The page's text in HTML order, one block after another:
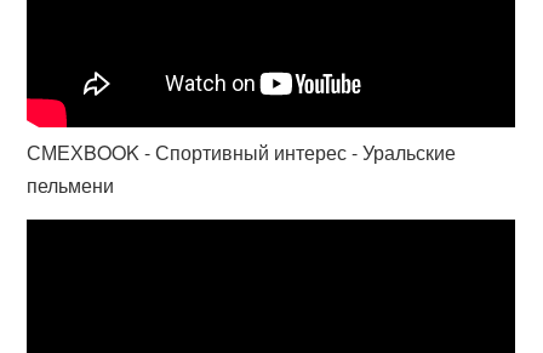
СМЕХBOOK - Спортивный интерес - Уральские
пельмени